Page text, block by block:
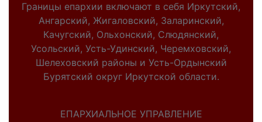
Границы епархии включают в себя Иркутский,
Ангарский, Жигаловский, Заларинский,
Качугский, Ольхонский, Слюдянский,
Усольский, Усть-Удинский, Черемховский,
Шелеховский районы и Усть-Ордынский
Бурятский округ Иркутской области.
ЕПАРХИАЛЬНОЕ УПРАВЛЕНИЕ